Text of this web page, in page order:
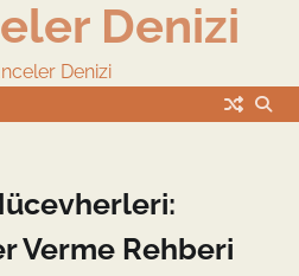
Denizi
Denizi
Verme Rehberi